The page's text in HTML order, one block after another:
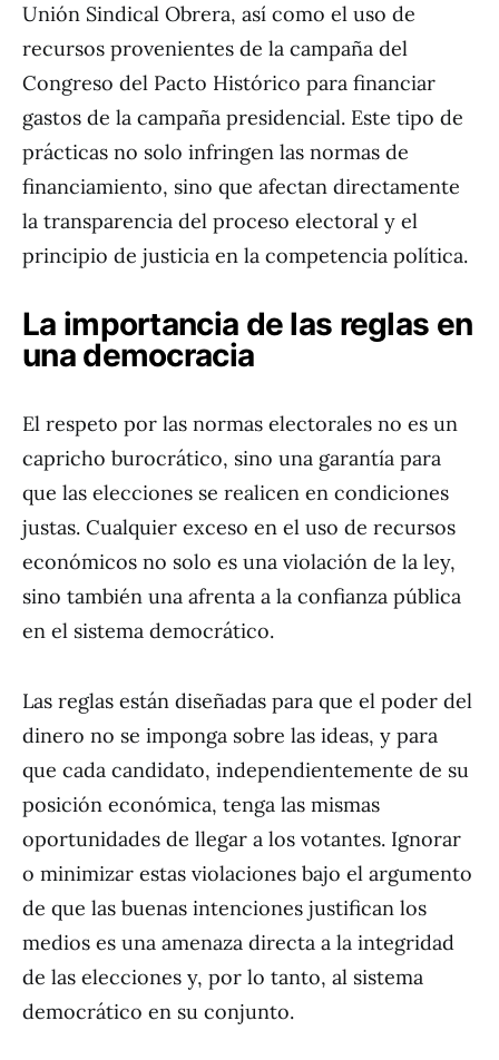
Unión Sindical Obrera, así como el uso de
recursos provenientes de la campaña del
Congreso del Pacto Histórico para financiar
gastos de la campaña presidencial. Este tipo de
prácticas no solo infringen las normas de
financiamiento, sino que afectan directamente
la transparencia del proceso electoral y el
principio de justicia en la competencia política.
La importancia de las reglas en
una democracia
El respeto por las normas electorales no es un
capricho burocrático, sino una garantía para
que las elecciones se realicen en condiciones
justas. Cualquier exceso en el uso de recursos
económicos no solo es una violación de la ley,
sino también una afrenta a la confianza pública
en el sistema democrático.
Las reglas están diseñadas para que el poder del
dinero no se imponga sobre las ideas, y para
que cada candidato, independientemente de su
posición económica, tenga las mismas
oportunidades de llegar a los votantes. Ignorar
o minimizar estas violaciones bajo el argumento
de que las buenas intenciones justifican los
medios es una amenaza directa a la integridad
de las elecciones y, por lo tanto, al sistema
democrático en su conjunto.